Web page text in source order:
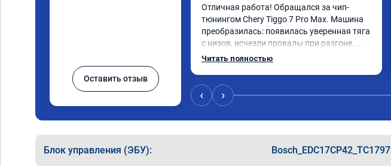
Оставить отзыв
Отличная работа! Обращался за чип-
тюнингом Chery Tiggo 7 Pro Max. Машина
преобразилась: появилась уверенная тяга
с низов, исчезли провалы при разгоне.
Расход в спокойном режиме даже немного
всем, кто сомневается.
Читать полностью
‹ ›
Блок управления (ЭБУ): Bosch_EDC17CP42_TC1797